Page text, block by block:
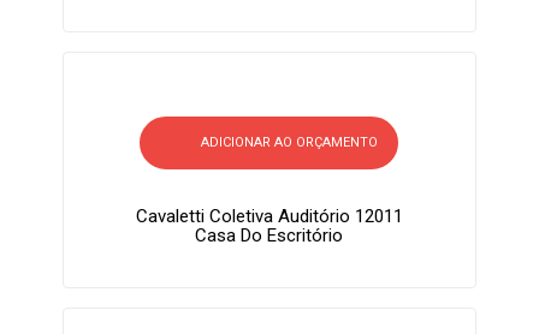
ADICIONAR AO ORÇAMENTO
Cavaletti Coletiva Auditório 12011
Casa Do Escritório